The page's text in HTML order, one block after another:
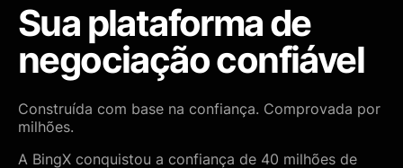
Sua plataforma de
negociação confiável
Construída com base na confiança. Comprovada por
milhões.
A BingX conquistou a confiança de 40 milhões de